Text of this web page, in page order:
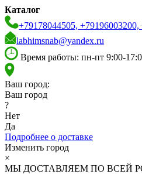
Каталог
+79178044505, +79196003200,
labhimsnab@yandex.ru
Время работы: пн-пт 9:00-
Ваш город:
Ваш город
?
Нет
Да
Подробнее о доставке
Изменить город
×
МЫ ДОСТАВЛЯЕМ ПО ВСЕЙ